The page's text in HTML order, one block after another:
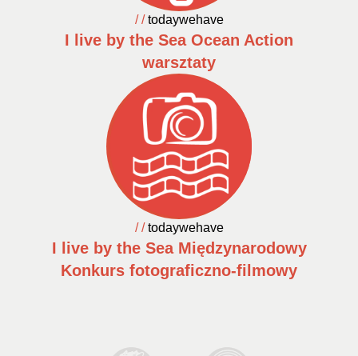
/ /todaywehave
I live by the Sea Ocean Action
warsztaty
/ /todaywehave
I live by the Sea Międzynarodowy
Konkurs fotograficzno-filmowy